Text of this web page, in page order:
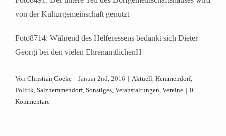
von der Kulturgemeinschaft genutzt
Foto8714: Während des Helferessens bedankt sich Dieter
Georgi bei den vielen EhrenamtlichenH
Von Christian Goeke | Januar 2nd, 2016 | Aktuell, Hemmendorf,
Politik, Salzhemmendorf, Sonstiges, Veranstaltungen, Vereine | 0
Kommentare